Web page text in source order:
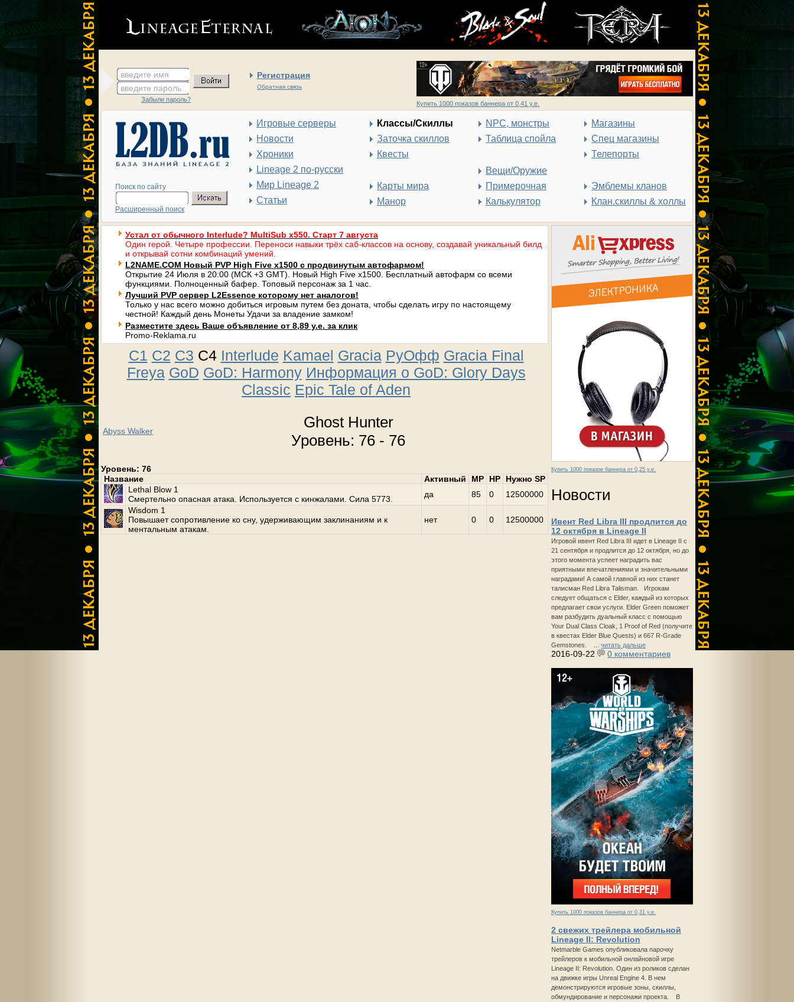
введите имя Регистрация
Обратная связь
введите пароль
Забыли пароль?
Купить 1000 показов баннера от 0,41 у.е.
Поиск по сайту
Расширенный поиск
Игровые серверы
Новости
Хроники
Lineage 2 по-русски
Мир Lineage 2
Статьи
Классы/Скиллы
Заточка скиллов
Квесты
Карты мира
Манор
NPC, монстры
Таблица спойла
Вещи/Оружие
Примерочная
Калькулятор
Магазины
Спец магазины
Телепорты
Эмблемы кланов
Клан.скиллы & холлы
Купить 1000 показов баннера от 0,25 у.е.
Новости
Ивент Red Libra III продлится до
12 октября в Lineage II
Игровой ивент Red Libra III идет в Lineage II с
21 сентября и продлится до 12 октября, но до
этого момента успеет наградить вас
приятными впечатлениями и значительными
наградами! А самой главной из них станет
талисман Red Libra Talisman. Игрокам
следует общаться с Elder, каждый из которых
предлагает свои услуги. Elder Green поможет
вам разбудить дуальный класс с помощью
Your Dual Class Cloak, 1 Proof of Red (получите
в квестах Elder Blue Quests) и 667 R-Grade
Gemstones. ... читать дальше
2016-09-22 0 комментариев
Купить 1000 показов баннера от 0,31 у.е.
2 свежих трейлера мобильной
Lineage II: Revolution
Netmarble Games опубликовала парочку
трейлеров к мобильной онлайновой игре
Lineage II: Revolution. Один из роликов сделан
на движке игры Unreal Engine 4. В нем
демонстрируются игровые зоны, скиллы,
обмундирование и персонажи проекта. В
Устал от обычного Interlude? MultiSub x550. Старт 7 августа
Один герой. Четыре профессии. Переноси навыки трёх саб-классов на основу, создавай уникальный билд
и открывай сотни комбинаций умений.
L2NAME.COM Новый PVP High Five x1500 с продвинутым автофармом!
Открытие 24 Июля в 20:00 (МСК +3 GMT). Новый High Five x1500. Бесплатный автофарм со всеми
функциями. Полноценный бафер. Топовый персонаж за 1 час.
Лучший PVP сервер L2Essence которому нет аналогов!
Только у нас всего можно добиться игровым путем без доната, чтобы сделать игру по настоящему
честной! Каждый день Монеты Удачи за владение замком!
Разместите здесь Ваше объявление от 8,89 у.е. за клик
Promo-Reklama.ru
C1 C2 C3 C4 Interlude Kamael Gracia РуОфф Gracia Final
Freya GoD GoD: Harmony Информация о GoD: Glory Days
Classic Epic Tale of Aden
Abyss Walker
Ghost Hunter
Уровень: 76 - 76
Уровень: 76
Название
Активный MP HP
Нужно SP
Lethal Blow 1
Смертельно опасная атака. Используется с кинжалами. Сила 5773.
да 85 0
12500000
Wisdom 1
Повышает сопротивление ко сну, удерживающим заклинаниям и к
ментальным атакам.
нет 0 0 12500000